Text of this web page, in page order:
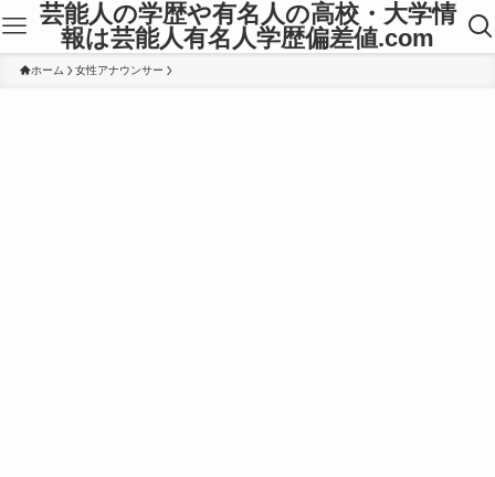
芸能人の学歴や有名人の高校・大学情
報は芸能人有名人学歴偏差値.com
ホーム 女性アナウンサー